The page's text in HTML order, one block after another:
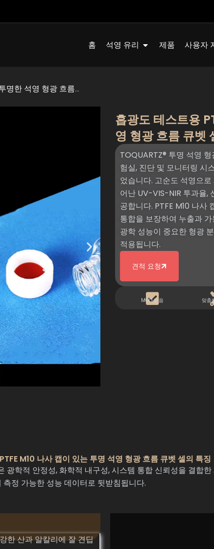
홈 석영 유리 Quartz Glass 열기
제품 사용자
명한 석영 형광 흐름...
흡광도 테스트용
영 형광 흐름 큐벳
TOQUARTZ® 투명 석영
험실, 진단 및 모니터링 시
었습니다. 고순도 석영으
어난 UV-VIS-NIR 투과율,
공합니다. PTFE M10 나사
통합을 보장하여 누출과
광학 성능이 중요한 형광
적용됩니다.
견적 요청
MOQ 없음 맞춤
PTFE M10 나사 캡이 있는 투명 석영 형광 흐름 큐벳 셀의 특징
광학적 안정성, 화학적 내구성, 시스템 통합 신뢰성을 결합
정 가능한 성능 데이터로 뒷받침됩니다.
한 산과 알칼리에 잘 견딥